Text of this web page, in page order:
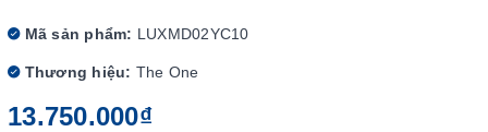
Mã sản phẩm: LUXMD02YC10
Thương hiệu: The One
13.750.000₫